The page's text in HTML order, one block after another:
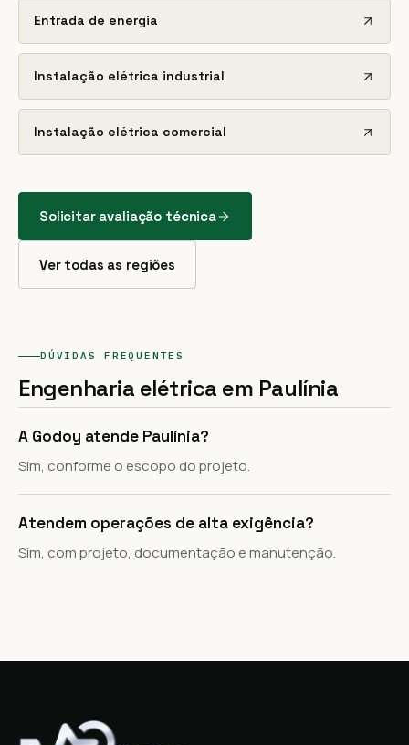
Entrada de energia
Instalação elétrica industrial
Instalação elétrica comercial
Solicitar avaliação técnica
Ver todas as regiões
DÚVIDAS FREQUENTES
Engenharia elétrica em Paulínia
A Godoy atende Paulínia?
Sim, conforme o escopo do projeto.
Atendem operações de alta exigência?
Sim, com projeto, documentação e manutenção.